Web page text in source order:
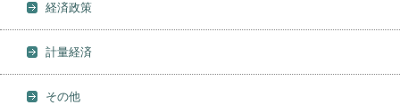
経済政策
計量経済
その他